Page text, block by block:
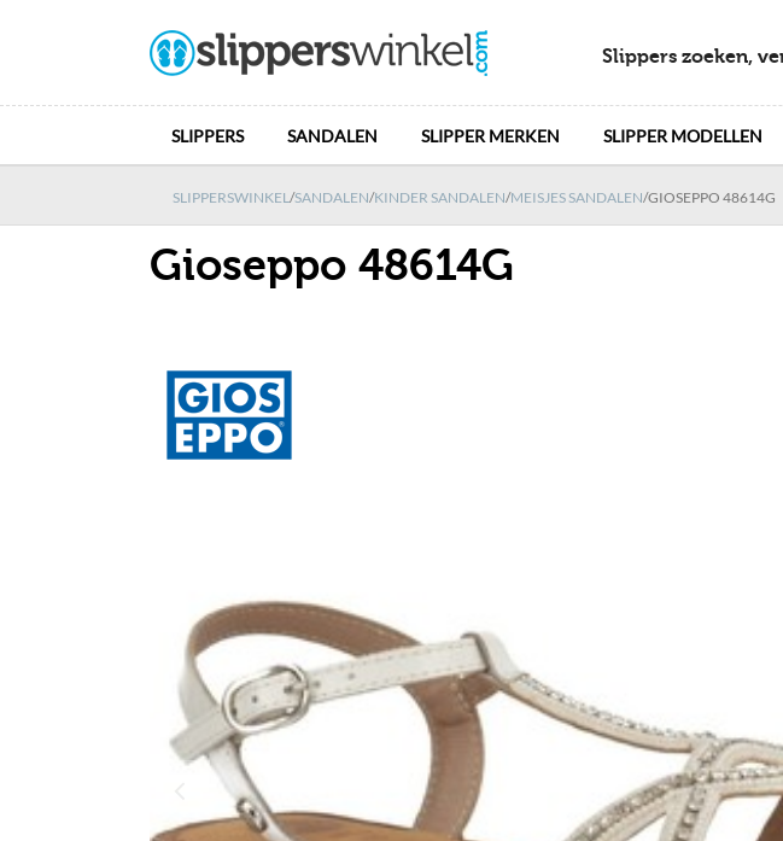
Slippers zoeken,
SLIPPERS SANDALEN SLIPPER MERKEN SLIPPER MODELLEN
SLIPPERSWINKEL/SANDALEN/KINDER SANDALEN/MEISJES SANDALEN/GIOSEPPO 48614G
Gioseppo 48614G